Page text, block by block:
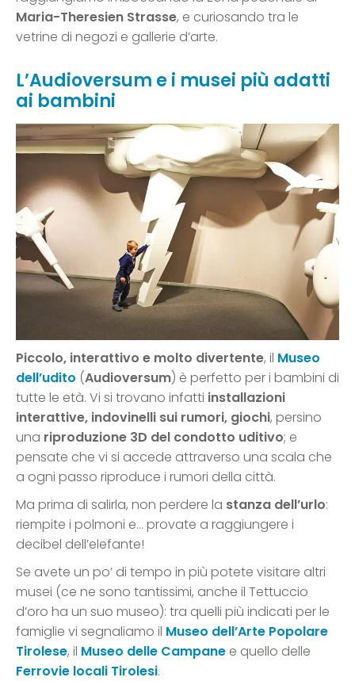
Maria-Theresien Strasse, e curiosando tra le
vetrine di negozi e gallerie d’arte.
L’Audioversum e i musei più adatti
ai bambini
Piccolo, interattivo e molto divertente, il Museo
dell’udito (Audioversum) è perfetto per i bambini di
tutte le età. Vi si trovano infatti installazioni
interattive, indovinelli sui rumori, giochi, persino
una riproduzione 3D del condotto uditivo; e
pensate che vi si accede attraverso una scala che
a ogni passo riproduce i rumori della città.
Ma prima di salirla, non perdere la stanza dell’urlo:
riempite i polmoni e… provate a raggiungere i
decibel dell’elefante!
Se avete un po’ di tempo in più potete visitare altri
musei (ce ne sono tantissimi, anche il Tettuccio
d’oro ha un suo museo): tra quelli più indicati per le
famiglie vi segnaliamo il Museo dell’Arte Popolare
Tirolese, il Museo delle Campane e quello delle
Ferrovie locali Tirolesi.